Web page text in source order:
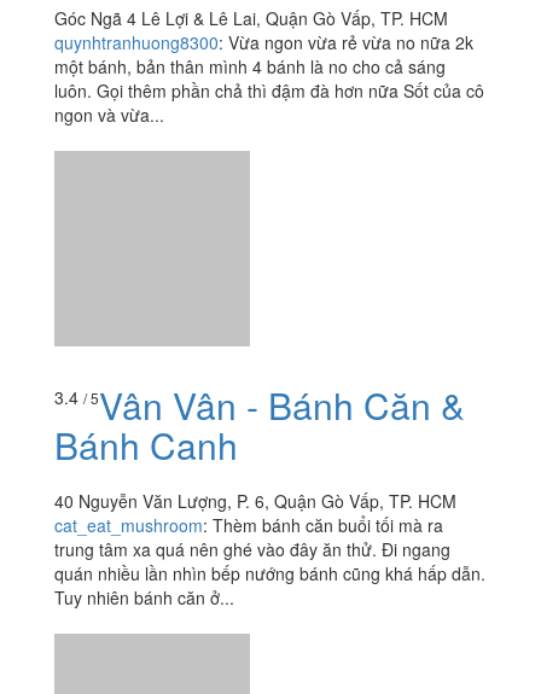
Góc Ngã 4 Lê Lợi & Lê Lai, Quận Gò Vấp, TP. HCM
quynhtranhuong8300: Vừa ngon vừa rẻ vừa no nữa 2k
một bánh, bản thân mình 4 bánh là no cho cả sáng
luôn. Gọi thêm phần chả thì đậm đà hơn nữa Sốt của cô
ngon và vừa...
cat_eat_mushroom:Thèm bánh căn buổi tối mà ra
quán nhiều lần nhìn bếp nướng bánh cũng khá hấp dẫn.
Tuy nhiên bánh căn ở...
3.8/ 5Ụt Ụt Coffee
40 Nguyễn Tuân, P. 3, Quận Gò Vấp, TP. HCM
uyenlinh.bui2304:Hôm nay mình và em mình có đến